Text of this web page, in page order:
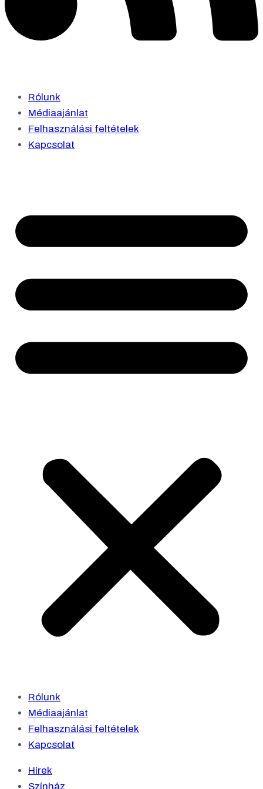
Rólunk
Médiaajánlat
Felhasználási feltételek
Kapcsolat
Rólunk
Médiaajánlat
Felhasználási feltételek
Kapcsolat
Hírek
Színház